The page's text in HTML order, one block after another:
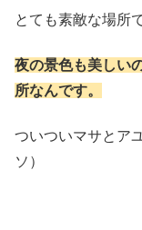
とても素敵な場所
夜の景色も美しい
所なんです。
ついついマサとア
ソ）